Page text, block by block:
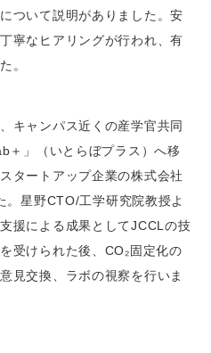
ついて説明がありました。安
寧なヒアリングが行われ、有
。
キャンパス近くの産学官共同
＋」（いとらぼプラス）へ移
タートアップ企業の株式会社
星野CTO/工学研究院教授よ
援による成果としてJCCLの技
受けられた後、CO₂固定化の
見交換、ラボの視察を行いま